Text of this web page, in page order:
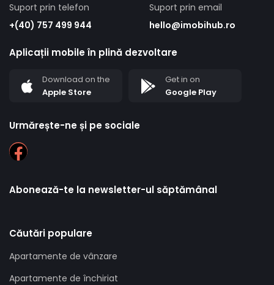
Suport prin telefon
+(40) 757 499 944
Suport prin email
hello@imobihub.ro
Aplicații mobile în plină dezvoltare
Download on the
Apple Store
Get in on
Google Play
Urmărește-ne și pe sociale
Abonează-te la newsletter-ul săptămânal
Căutări populare
Apartamente de vânzare
Apartamente de închiriat